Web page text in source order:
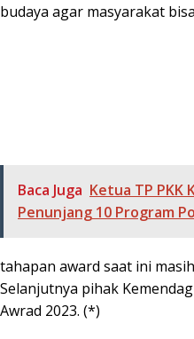
budaya agar masyarakat
Baca Juga Ketua TP PKK
Penunjang 10 Program
tahapan award saat ini
Selanjutnya pihak
Awrad 2023. (*)